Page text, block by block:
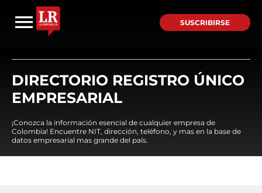
SUSCRIBIRSE
DIRECTORIO REGISTRO ÚNICO
EMPRESARIAL
¡Conozca la información esencial de cualquier empresa de
Colombia! Encuentre NIT, dirección, teléfono, y mas en la base de
datos empresarial mas grande del país.